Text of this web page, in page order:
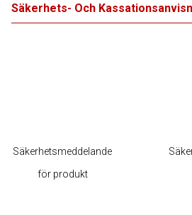
Säkerhets- Och
Säkerhetsmeddelande
för produkt